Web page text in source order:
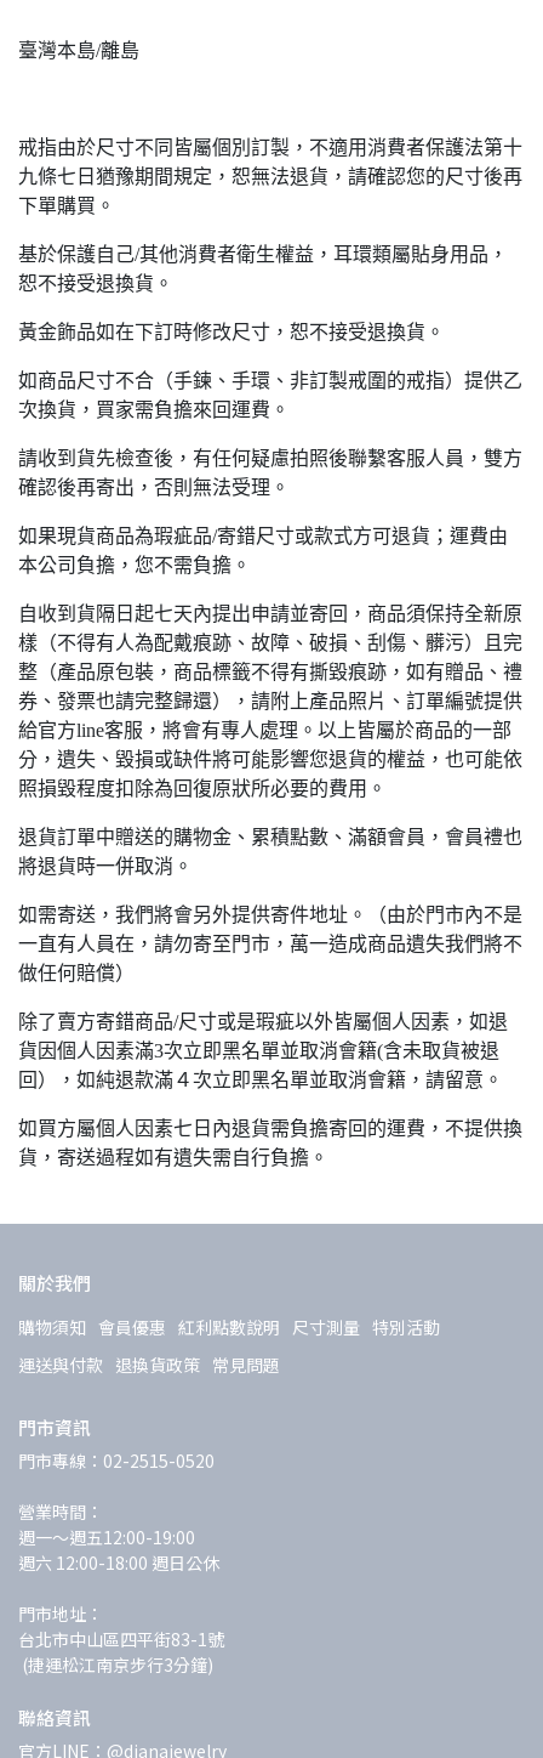
臺灣本島/離島
戒指由於尺寸不同皆屬個別訂製，不適用消費者保護法第十
九條七日猶豫期間規定，恕無法退貨，請確認您的尺寸後再
下單購買。
基於保護自己/其他消費者衛生權益，耳環類屬貼身用品，
恕不接受退換貨。
黃金飾品如在下訂時修改尺寸，恕不接受退換貨。
如商品尺寸不合（手鍊、手環、非訂製戒圍的戒指）提供乙
次換貨，買家需負擔來回運費。
請收到貨先檢查後，有任何疑慮拍照後聯繫客服人員，雙方
確認後再寄出，否則無法受理。
如果現貨商品為瑕疵品/寄錯尺寸或款式方可退貨；運費由
本公司負擔，您不需負擔。
自收到貨隔日起七天內提出申請並寄回，商品須保持全新原
樣（不得有人為配戴痕跡、故障、破損、刮傷、髒污）且完
整（產品原包裝，商品標籤不得有撕毀痕跡，如有贈品、禮
券、發票也請完整歸還），請附上產品照片、訂單編號提供
給官方line客服，將會有專人處理。以上皆屬於商品的一部
分，遺失、毀損或缺件將可能影響您退貨的權益，也可能依
照損毀程度扣除為回復原狀所必要的費用。
退貨訂單中贈送的購物金、累積點數、滿額會員，會員禮也
將退貨時一併取消。
如需寄送，我們將會另外提供寄件地址。（由於門市內不是
一直有人員在，請勿寄至門市，萬一造成商品遺失我們將不
做任何賠償）
除了賣方寄錯商品/尺寸或是瑕疵以外皆屬個人因素，如退
貨因個人因素滿3次立即黑名單並取消會籍(含未取貨被退
回），如純退款滿４次立即黑名單並取消會籍，請留意。
如買方屬個人因素七日內退貨需負擔寄回的運費，不提供換
貨，寄送過程如有遺失需自行負擔。
關於我們
購物須知 會員優惠 紅利點數說明 尺寸測量 特別活動
運送與付款 退換貨政策 常見問題
門市資訊
門市專線：02-2515-0520
營業時間：
週一～週五12:00-19:00
週六 12:00-18:00 週日公休
門市地址：
台北市中山區四平街83-1號
(捷運松江南京步行3分鐘)
聯絡資訊
官方LINE：@dianajewelry